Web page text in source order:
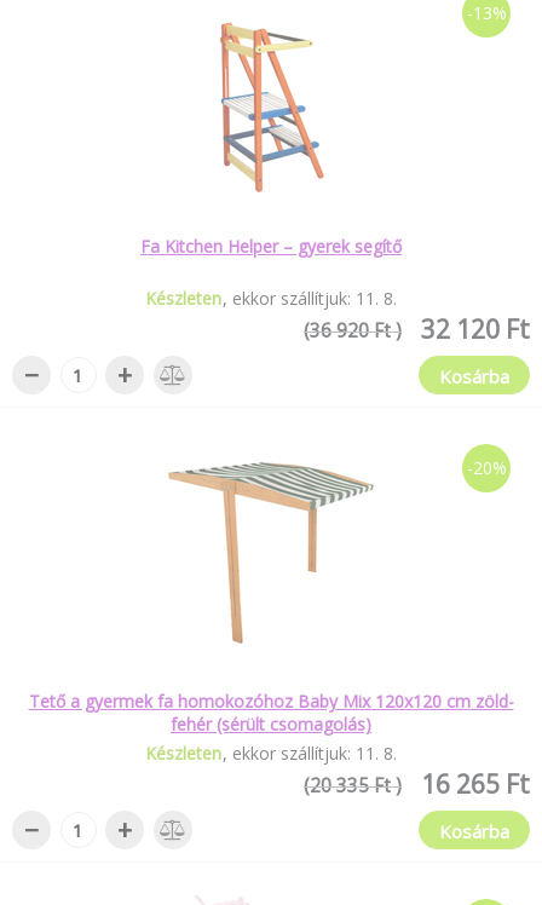
-13%
Fa Kitchen Helper – gyerek segítő
Készleten ekkor szállítjuk: 11 . 8.
32 120 Ft
(36 920 Ft )
− + Kosárba
-20%
Tető a gyermek fa homokozóhoz Baby Mix 120x120 cm zöld-
fehér (sérült csomagolás)
Készleten ekkor szállítjuk: 11 . 8.
16 265 Ft
(20 335 Ft )
− + Kosárba